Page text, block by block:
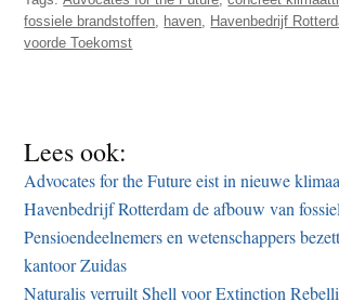
fossiele brandstoffen, haven, Havenbedrijf
voorde Toekomst
Lees ook:
Advocates for the Future eist in nieuwe
Havenbedrijf Rotterdam de afbouw van
Pensioendeelnemers en wetenschappers
kantoor Zuidas
Naturalis verruilt Shell voor Extinction